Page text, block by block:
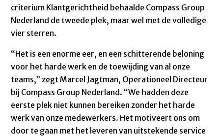
criterium Klantgerichtheid behaalde Compass Group
Nederland de tweede plek, maar wel met de volledige
vier sterren.
“Het is een enorme eer, en een schitterende beloning
voor het harde werk en de toewijding van al onze
teams,” zegt Marcel Jagtman, Operationeel Directeur
bij Compass Group Nederland. “We hadden deze
eerste plek niet kunnen bereiken zonder het harde
werk van onze medewerkers. Het motiveert ons om
door te gaan met het leveren van uitstekende service